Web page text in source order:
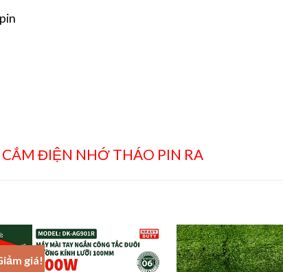
ĐIỆN NHỚ THÁO PIN RA
giá!